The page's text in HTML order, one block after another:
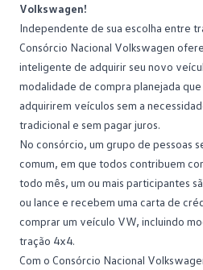
Volkswagen!
Independente de sua escolha entre
Consórcio Nacional Volkswagen
inteligente de adquirir seu novo
modalidade de compra planejada
adquirirem veículos sem a
tradicional e sem pagar juros.
No consórcio, um grupo de pessoas
comum, em que todos contribuem
todo mês, um ou mais participantes
ou lance e recebem uma carta de
comprar um veículo VW, incluindo
tração 4x4.
Com o Consórcio Nacional